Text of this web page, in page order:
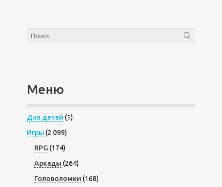
Меню
Для детей (1)
Игры (2 099)
RPG (174)
Аркады (264)
Головоломки (168)